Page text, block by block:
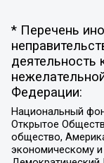
* Перечень
деятельность
Федерации:
Национальный
Открытое
общество,
экономическому